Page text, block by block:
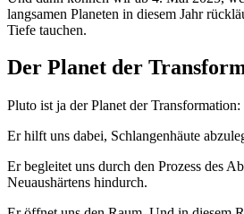
langsamen Planeten in diesem Jahr
Tiefe tauchen.
Der Planet der
Pluto ist ja der Planet der Transformation:
Er hilft uns dabei, Schlangenhäute
Er begleitet uns durch den Prozess des
Neuaushärtens hindurch.